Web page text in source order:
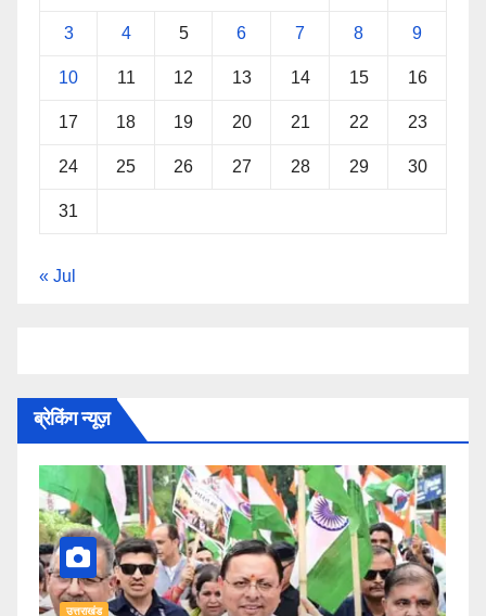
3 4 5 6 7 8 9
10 11 12 13 14 15 16
17 18 19 20 21 22 23
24 25 26 27 28 29 30
31
« Jul
ब्रेकिंग न्यूज़
उत्तराखंड